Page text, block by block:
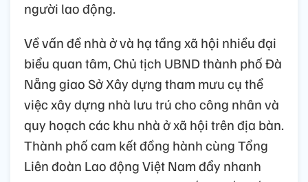
người lao động.
Về vấn đề nhà ở và hạ tầng xã hội nhiều đại
biểu quan tâm, Chủ tịch UBND thành phố Đà
Nẵng giao Sở Xây dựng tham mưu cụ thể
việc xây dựng nhà lưu trú cho công nhân và
quy hoạch các khu nhà ở xã hội trên địa bàn.
Thành phố cam kết đồng hành cùng Tổng
Liên đoàn Lao động Việt Nam đẩy nhanh